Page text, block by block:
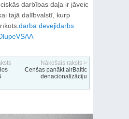
darbības daļa ir jāveic
tajā dalībvalstī, kurp
darba devējidarbs
VSAA
Nākošais raksts >
Cenšas panākt airBaltic
denacionalizāciju